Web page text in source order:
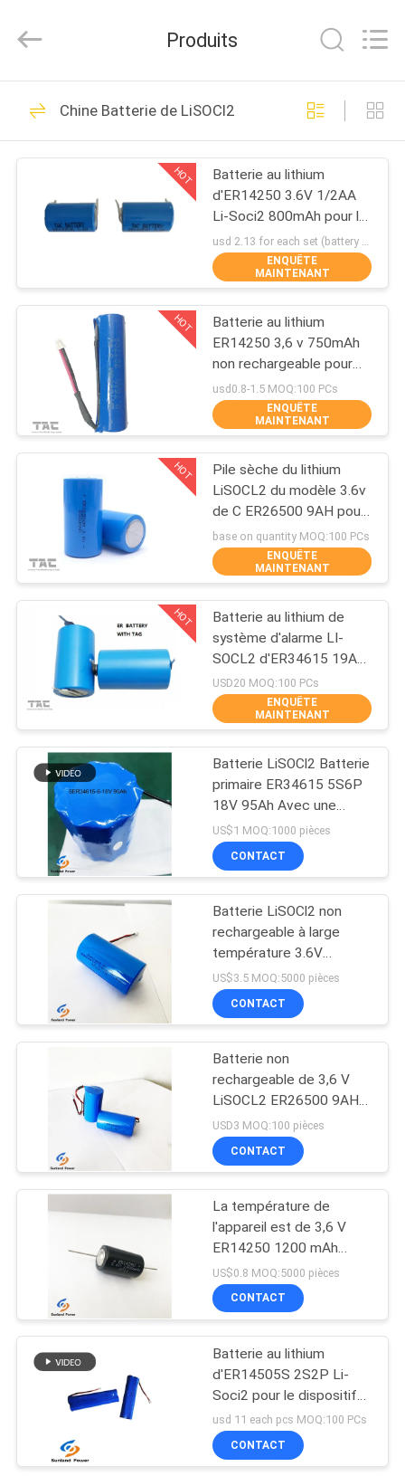
MAISON
PRODUITS
VIDÉOS
SUJET
NOUS
VISITE
D'USINE
CONTRÔLE
QUALITÉ
CONTACTEZ-
NOUS
NOUVELLES
CAS
DEMANDEZ
UNE
CITATION
SITE
POLICY
New
Energy
Ltd..
Reserved.
Système portatif de
stockage de
l'énergie
122
Au Lithium-Ion
Batterie cylindrique
146
3.2V batterie
Lifep04
140
Batterie Li-Mn
batteries au lithium
ionique de polymère
63
Batterie de LiSOCl2
pack batterie de
12V Lifep04
Produits
Chine Batterie de LiSOCl2
HOT
Batterie au lithium
d'ER14250 3.6V 1/2AA
Li-Soci2 800mAh pour la
batterie à hautes
températures
usd 2.13 for each set (battery with tag) MOQ:100 PCs
ENQUÊTE
MAINTENANT
HOT
Batterie au lithium
ER14250 3,6 v 750mAh
non rechargeable pour
l'étiquette électronique
usd0.8-1.5 MOQ:100 PCs
ENQUÊTE
MAINTENANT
HOT
Pile sèche du lithium
LiSOCL2 du modèle 3.6v
de C ER26500 9AH pour
l'ampèremètre de mètre
d'eau
base on quantity MOQ:100 PCs
ENQUÊTE
MAINTENANT
HOT
Batterie au lithium de
système d'alarme LI-
SOCL2 d'ER34615 19Ah
3.6v
USD20 MOQ:100 PCs
ENQUÊTE
MAINTENANT
Batterie LiSOCl2 Batterie
primaire ER34615 5S6P
18V 95Ah Avec une
plage de température
ambiante de -55°C à
85°C
US$1 MOQ:1000 pièces
CONTACT
Batterie LiSOCl2 non
rechargeable à large
température 3.6V
ER34615 19000mAh
pour vélo de ville Smart
Lock
US$3.5 MOQ:5000 pièces
CONTACT
Batterie non
rechargeable de 3,6 V
LiSOCL2 ER26500 9AH
avec connecteur JST
pour équipement anti-
moustiques
USD3 MOQ:100 pièces
CONTACT
La température de
l'appareil est de 3,6 V
ER14250 1200 mAh
LiSOCl2 Batterie non
rechargeable pour
détecteur de pluie
US$0.8 MOQ:5000 pièces
CONTACT
Batterie au lithium
d'ER14505S 2S2P Li-
Soci2 pour le dispositif
médical 7.2V aa
usd 11 each pcs MOQ:100 PCs
CONTACT